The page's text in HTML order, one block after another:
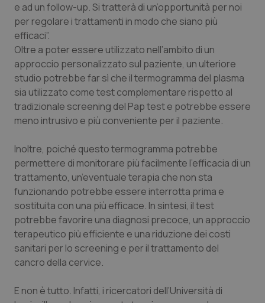
Umbria
Valle D’Aosta
Veneto
Oftalmologia
Oncodermatologia
Oncoematologia
Oncologia & Nutrizione
Quotidiano Cardiologia
Quotidiano Chirurgia
Quotidiano Oncologia
Quotidiano Pediatria
Rene & patologie urogenitali
e ad un follow-up. Si tratterà di un’opportunità per noi
per regolare i trattamenti in modo che siano più
efficaci”.
Oltre a poter essere utilizzato nell’ambito di un
approccio personalizzato sul paziente, un ulteriore
studio potrebbe far sì che il termogramma del plasma
sia utilizzato come test complementare rispetto al
tradizionale screening del Pap test e potrebbe essere
meno intrusivo e più conveniente per il paziente.
Inoltre, poiché questo termogramma potrebbe
permettere di monitorare più facilmente l’efficacia di un
trattamento, un’eventuale terapia che non sta
funzionando potrebbe essere interrotta prima e
sostituita con una più efficace. In sintesi, il test
potrebbe favorire una diagnosi precoce, un approccio
terapeutico più efficiente e una riduzione dei costi
sanitari per lo screening e per il trattamento del
cancro della cervice.
E non è tutto. Infatti, i ricercatori dell’Università di